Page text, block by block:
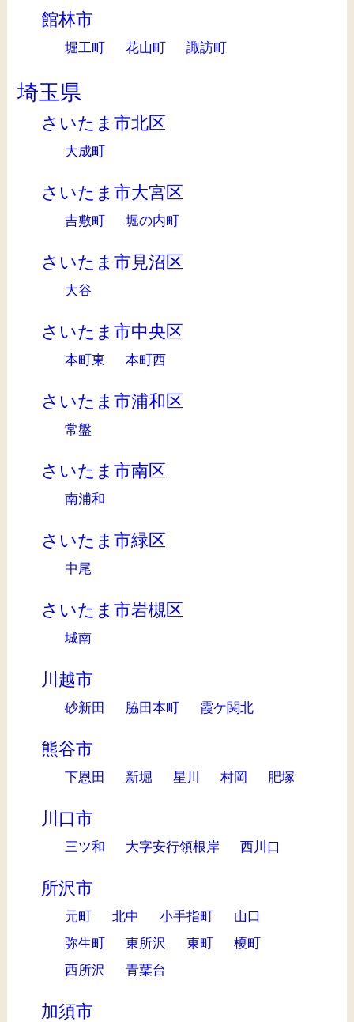
館林市
堀工町 花山町 諏訪町
埼玉県
さいたま市北区
大成町
さいたま市大宮区
吉敷町 堀の内町
さいたま市見沼区
大谷
さいたま市中央区
本町東 本町西
さいたま市浦和区
常盤
さいたま市南区
南浦和
さいたま市緑区
中尾
さいたま市岩槻区
城南
川越市
砂新田 脇田本町 霞ケ関北
熊谷市
下恩田 新堀 星川 村岡 肥塚
川口市
三ツ和 大字安行領根岸 西川口
所沢市
元町 北中 小手指町
山口
弥生町
東所沢 東町
榎町
西所沢
青葉台
加須市